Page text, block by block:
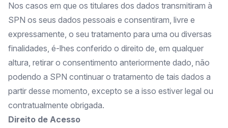
Nos casos em que os titulares dos dados transmitiram à
SPN os seus dados pessoais e consentiram, livre e
expressamente, o seu tratamento para uma ou diversas
finalidades, é-lhes conferido o direito de, em qualquer
altura, retirar o consentimento anteriormente dado, não
podendo a SPN continuar o tratamento de tais dados a
partir desse momento, excepto se a isso estiver legal ou
contratualmente obrigada.
Direito de Acesso